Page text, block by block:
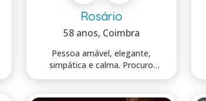
Rosário
58 anos, Coimbra
Pessoa amável, elegante,
simpática e calma. Procuro